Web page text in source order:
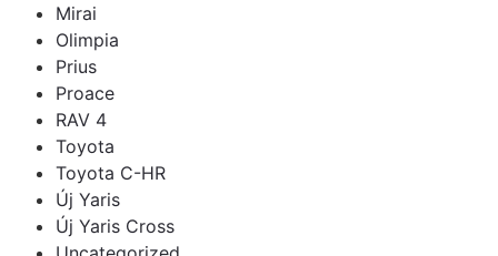
Mirai
Olimpia
Prius
Proace
RAV 4
Toyota
Toyota C-HR
Új Yaris
Új Yaris Cross